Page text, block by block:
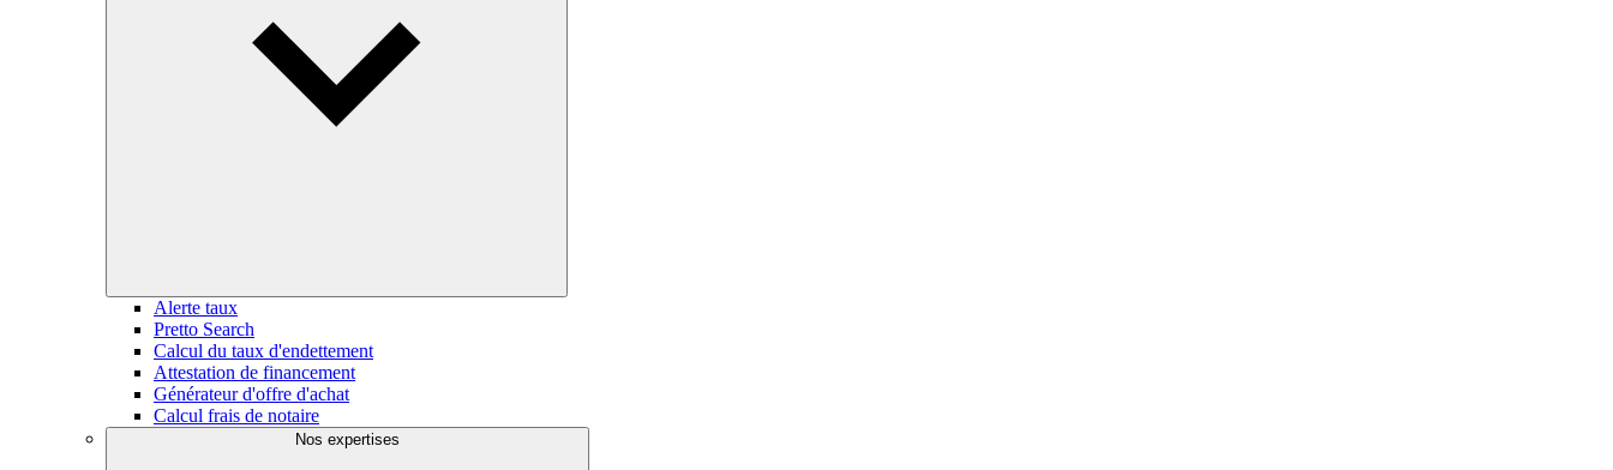
Alerte taux
Pretto Search
Calcul du taux d'endettement
Attestation de financement
Générateur d'offre d'achat
Calcul frais de notaire
Nos expertises